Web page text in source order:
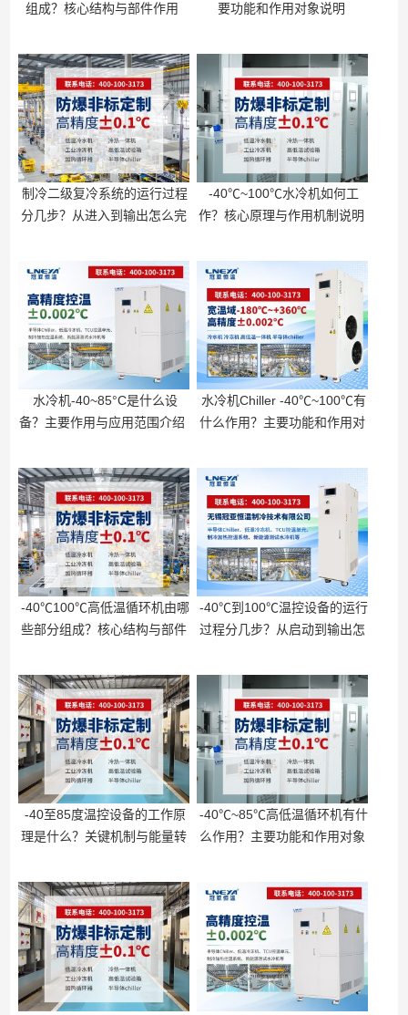
组成？核心结构与部件作用
要功能和作用对象说明
制冷二级复冷系统的运行过程
分几步？从进入到输出怎么完
-40℃~100℃水冷机如何工
作？核心原理与作用机制说明
水冷机-40~85°C是什么设
备？主要作用与应用范围介绍
水冷机Chiller -40℃~100℃有
什么作用？主要功能和作用对
-40℃100℃高低温循环机由哪
些部分组成？核心结构与部件
-40℃到100℃温控设备的运行
过程分几步？从启动到输出怎
-40至85度温控设备的工作原
理是什么？关键机制与能量转
-40℃~85℃高低温循环机有什
么作用？主要功能和作用对象